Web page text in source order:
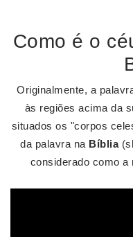
Como é o
Originalmente, a
às regiões acima da
situados os "corpos
da palavra na Bíblia
considerado como a